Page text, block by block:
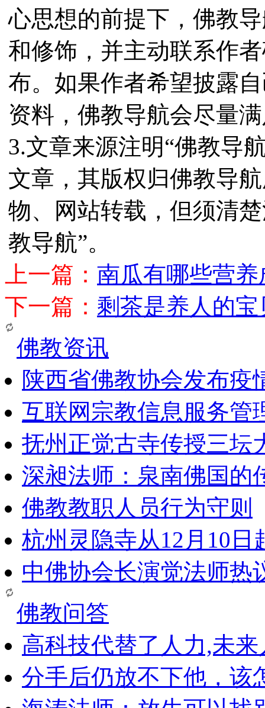
心思想的前提下，佛教
和修饰，并主动联系作
布。如果作者希望披露
资料，佛教导航会尽量
3.文章来源注明“佛教导
文章，其版权归佛教导
物、网站转载，但须清
教导航”。
上一篇： 南瓜有哪些营养
下一篇： 剩茶是养人的宝
佛教资讯
陕西省佛教协会发布疫
互联网宗教信息服务管
抚州正觉古寺传授三坛
深昶法师：泉南佛国的
佛教教职人员行为守则
杭州灵隐寺从12月10日
中佛协会长演觉法师热
佛教问答
高科技代替了人力,未
分手后仍放不下他，该